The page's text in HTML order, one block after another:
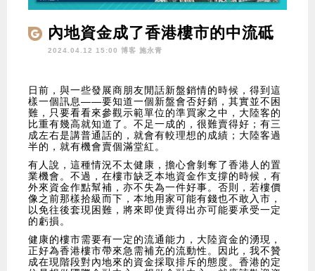
內地資金成了香港樓市的中流砥
柱
2024.04.12 15:00 博客 施永青
日前，與一些發展商朋友閒話新盤銷情的時候，得到這
樣一個訊息——要知道一個新盤會否好銷，其實並不困
難，只要看看來參觀示範單位的準買家之中，大陸客的
比重有幾高就知道了。不足一成的，很難賣得好；有三
成左右是講普通話的，就會有較理想的成績；大陸客過
半的，就有機會賣個滿堂紅。
有人說，這種情況不太健康，擔心會剝奪了香港人的置
業機會。不過，在樓市缺乏本地資金作支撐的時候，有
外來資金作點幫補，亦不失為一件好事。否則，若樓價
像之前那樣拾級而下，本地用家可能有錢也不敢入市，
以免往後套現困難，將來即使賣得出亦可能要承受一定
的虧損。
健康的樓市需要有一定的流通能力，大陸資金的湧現，
正好為香港樓市帶來急需補充的流動性。因此，我不贊
成在現階段對內地來的資金採取排斥的態度。香港的定